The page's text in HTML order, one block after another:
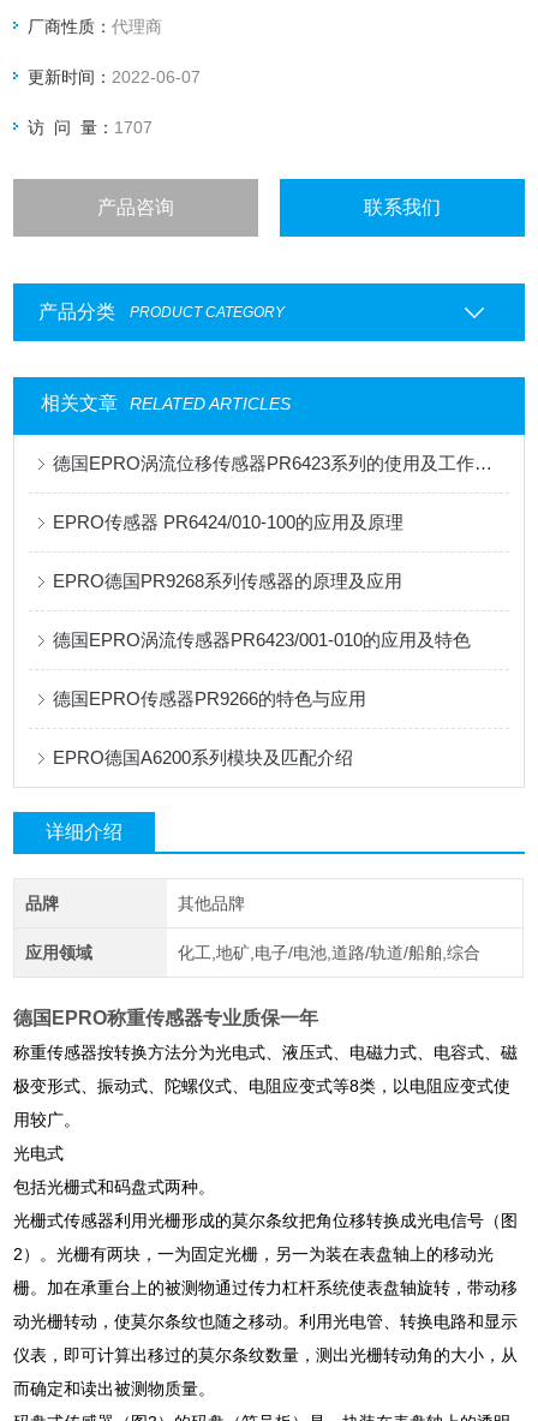
厂商性质：代理商
更新时间： 2022-06-07
访 问 量： 1707
产品咨询 联系我们
产品分类 PRODUCT CATEGORY
相关文章 RELATED ARTICLES
德国EPRO涡流位移传感器PR6423系列的使用及工作原理
EPRO传感器 PR6424/010-100的应用及原理
EPRO德国PR9268系列传感器的原理及应用
德国EPRO涡流传感器PR6423/001-010的应用及特色
德国EPRO传感器PR9266的特色与应用
EPRO德国A6200系列模块及匹配介绍
详细介绍
品牌 其他品牌
应用领域 化工,地矿,电子/电池,道路/轨道/船舶,综合
德国EPRO称重传感器专业质保一年
称重传感器按转换方法分为光电式、液压式、电磁力式、电容式、磁
极变形式、振动式、陀螺仪式、电阻应变式等8类，以电阻应变式使
用较广。
光电式
包括光栅式和码盘式两种。
光栅式传感器利用光栅形成的莫尔条纹把角位移转换成光电信号（图
2）。光栅有两块，一为固定光栅，另一为装在表盘轴上的移动光
栅。加在承重台上的被测物通过传力杠杆系统使表盘轴旋转，带动移
动光栅转动，使莫尔条纹也随之移动。利用光电管、转换电路和显示
仪表，即可计算出移过的莫尔条纹数量，测出光栅转动角的大小，从
而确定和读出被测物质量。